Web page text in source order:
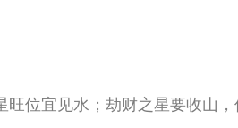
位宜见水；劫财之星要收山